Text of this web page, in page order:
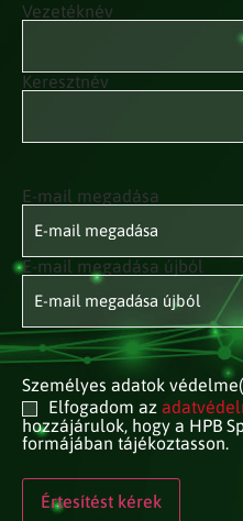
Vezetéknév
Keresztnév
E-mail
címed(Kötelező)
E-mail megadása
E-mail megadása újból
Személyes adatok védelme
Elfogadom az
hozzájárulok, hogy a HPB
formájában tájékoztasson.